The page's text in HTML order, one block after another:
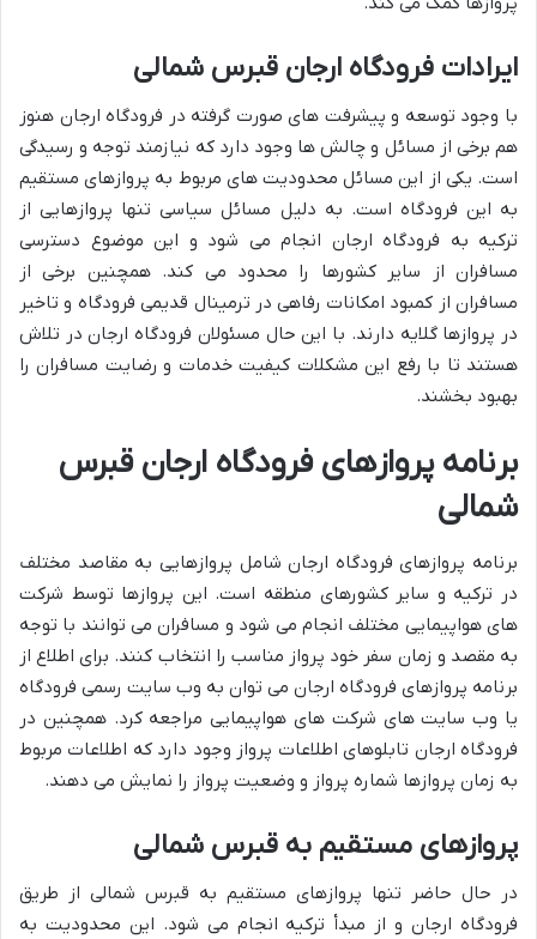
ایرادات فرودگاه ارجان قبرس شمالی
با وجود توسعه و پیشرفت های صورت گرفته در فرودگاه ارجان هنوز
هم برخی از مسائل و چالش ها وجود دارد که نیازمند توجه و رسیدگی
است. یکی از این مسائل محدودیت های مربوط به پروازهای مستقیم
به این فرودگاه است. به دلیل مسائل سیاسی تنها پروازهایی از
ترکیه به فرودگاه ارجان انجام می شود و این موضوع دسترسی
مسافران از سایر کشورها را محدود می کند. همچنین برخی از
مسافران از کمبود امکانات رفاهی در ترمینال قدیمی فرودگاه و تاخیر
در پروازها گلایه دارند. با این حال مسئولان فرودگاه ارجان در تلاش
هستند تا با رفع این مشکلات کیفیت خدمات و رضایت مسافران را
بهبود بخشند.
برنامه پروازهای فرودگاه ارجان قبرس
شمالی
برنامه پروازهای فرودگاه ارجان شامل پروازهایی به مقاصد مختلف
در ترکیه و سایر کشورهای منطقه است. این پروازها توسط شرکت
های هواپیمایی مختلف انجام می شود و مسافران می توانند با توجه
به مقصد و زمان سفر خود پرواز مناسب را انتخاب کنند. برای اطلاع از
برنامه پروازهای فرودگاه ارجان می توان به وب سایت رسمی فرودگاه
یا وب سایت های شرکت های هواپیمایی مراجعه کرد. همچنین در
فرودگاه ارجان تابلوهای اطلاعات پرواز وجود دارد که اطلاعات مربوط
به زمان پروازها شماره پرواز و وضعیت پرواز را نمایش می دهند.
پروازهای مستقیم به قبرس شمالی
در حال حاضر تنها پروازهای مستقیم به قبرس شمالی از طریق
فرودگاه ارجان و از مبدأ ترکیه انجام می شود. این محدودیت به